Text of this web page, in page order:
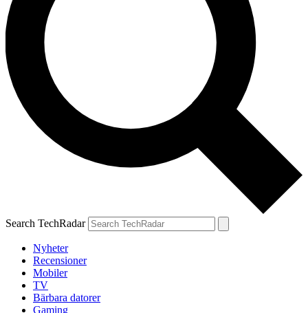
Search TechRadar
Nyheter
Recensioner
Mobiler
TV
Bärbara datorer
Gaming